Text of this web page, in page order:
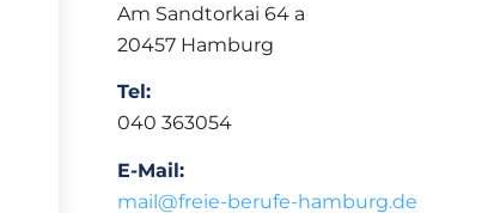
Am Sandtorkai 64 a
20457 Hamburg
Tel:
040 363054
E-Mail:
mail@freie-berufe-hamburg.de